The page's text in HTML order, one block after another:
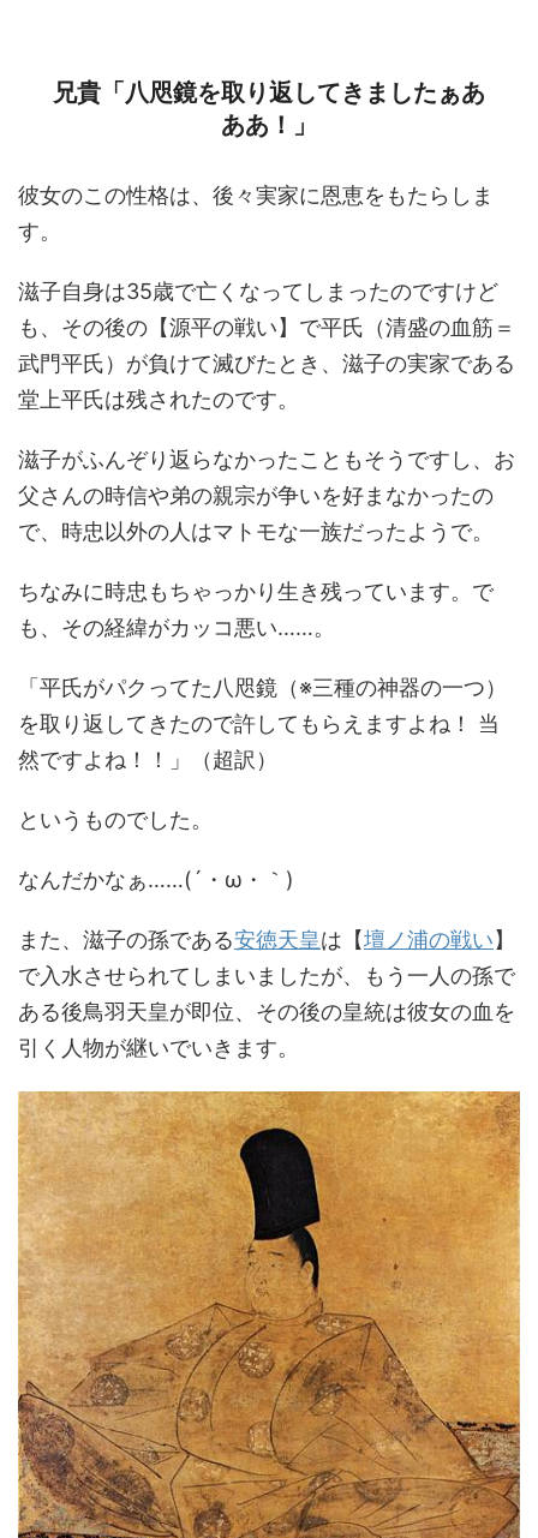
兄貴「八咫鏡を取り返してきましたぁあ
ああ！」
彼女のこの性格は、後々実家に恩恵をもたらしま
す。
滋子自身は35歳で亡くなってしまったのですけど
も、その後の【源平の戦い】で平氏（清盛の血筋＝
武門平氏）が負けて滅びたとき、滋子の実家である
堂上平氏は残されたのです。
滋子がふんぞり返らなかったこともそうですし、お
父さんの時信や弟の親宗が争いを好まなかったの
で、時忠以外の人はマトモな一族だったようで。
ちなみに時忠もちゃっかり生き残っています。で
も、その経緯がカッコ悪い……。
「平氏がパクってた八咫鏡（※三種の神器の一つ）
を取り返してきたので許してもらえますよね！ 当
然ですよね！！」（超訳）
というものでした。
なんだかなぁ……(´・ω・｀)
また、滋子の孫である安徳天皇は【壇ノ浦の戦い】
で入水させられてしまいましたが、もう一人の孫で
ある後鳥羽天皇が即位、その後の皇統は彼女の血を
引く人物が継いでいきます。